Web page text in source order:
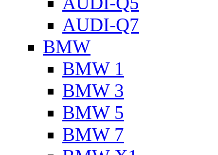
AUDI-Q7
BMW
BMW 1
BMW 3
BMW 5
BMW 7